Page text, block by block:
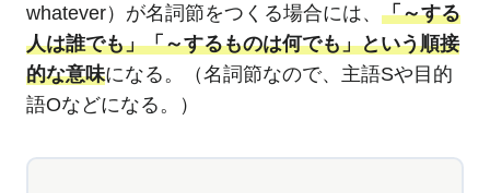
whatever）が名詞節をつくる場合には、 「～する
人は誰でも」「～するものは何でも」という順接
的な意味になる。（名詞節なので、主語Sや目的
語Oなどになる。）